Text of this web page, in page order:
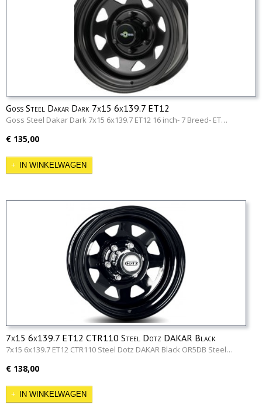
Goss Steel Dakar Dark 7x15 6x139.7 ET12
Goss Steel Dakar Dark 7x15 6x139.7 ET12 16 inch- 7 Breed- ET…
€ 135,00
IN WINKELWAGEN
7x15 6x139.7 ET12 CTR110 Steel Dotz DAKAR Black
OR5DB
7x15 6x139.7 ET12 CTR110 Steel Dotz DAKAR Black OR5DB Steel…
€ 138,00
IN WINKELWAGEN